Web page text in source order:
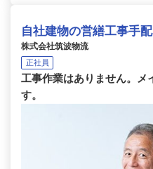
自社建物の営繕工事手
株式会社筑波物流
正社員
工事作業はありません。メ
す。